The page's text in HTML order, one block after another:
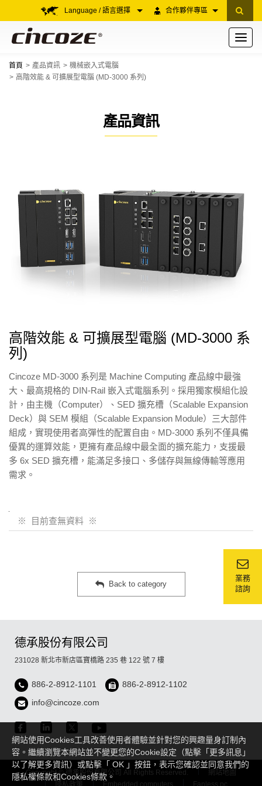
網站使用Cookies工具改善使用者體驗並針對您的興趣量身訂制內
容。繼續瀏覽本網站並不變更您的Cookie設定（點擊「更多訊息」
以了解更多資訊）或點擊「 OK 」按鈕，表示您確認並同意我們的
隱私權條款和Cookies條款。
合作夥伴專區
Language / 語言選擇
Toggle
業務
諮詢
首頁 產品資訊
機械嵌入式電腦
高階效能 & 可擴展型電腦 (MD-3000 系列)
產品資訊
高階效能 & 可擴展型電腦 (MD-3000 系
列)
Cincoze MD-3000 系列是 Machine Computing 產品線中最強
大、最高規格的 DIN-Rail 嵌入式電腦系列。採用獨家模組化設
計，由主機（Computer）、SED 擴充槽（Scalable Expansion
Deck）與 SEM 模組（Scalable Expansion Module）三大部件
組成，實現使用者高彈性的配置自由。MD-3000 系列不僅具備
優異的運算效能，更擁有產品線中最全面的擴充能力，支援最
多 6x SED 擴充槽，能滿足多接口、多儲存與無線傳輸等應用
需求。
Product
※ 目前查無資料 ※
Back to category
德承股份有限公司
231028 新北市新店區寶橋路 235 巷 122 號 7 樓
886-2-8912-1101
886-2-8912-1102
info@cincoze.com
Copyright © 德承股份有限公司 All Rights Reserved.
網站地圖